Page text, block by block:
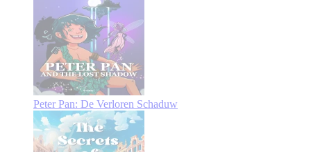
Peter Pan: De Verloren Schaduw